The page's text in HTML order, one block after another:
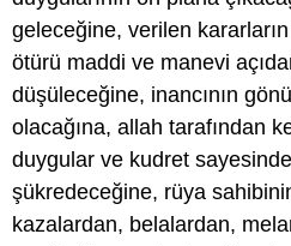
geleceğine, verilen
ötürü maddi ve manevi
düşüleceğine, inancının
olacağına, allah tarafından
duygular ve kudret
şükredeceğine, rüya
kazalardan, belalardan,